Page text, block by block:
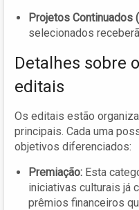
Projetos Continuados
selecionados
Detalhes sobre
editais
Os editais estão
principais. Cada uma
objetivos diferenciados:
Premiação: Esta
iniciativas culturais já
prêmios financeiros